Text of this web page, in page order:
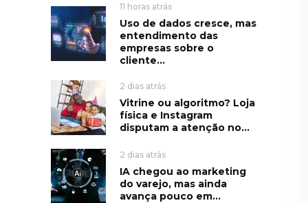
11 horas atrás
Uso de dados cresce, mas
entendimento das
empresas sobre o
cliente...
2 dias atrás
Vitrine ou algoritmo? Loja
física e Instagram
disputam a atenção no...
2 dias atrás
IA chegou ao marketing
do varejo, mas ainda
avança pouco em...